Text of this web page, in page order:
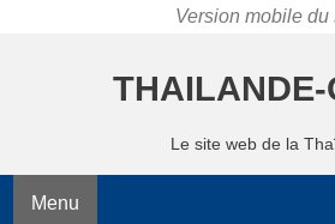
THAILANDE-
Le site web de la
Menu